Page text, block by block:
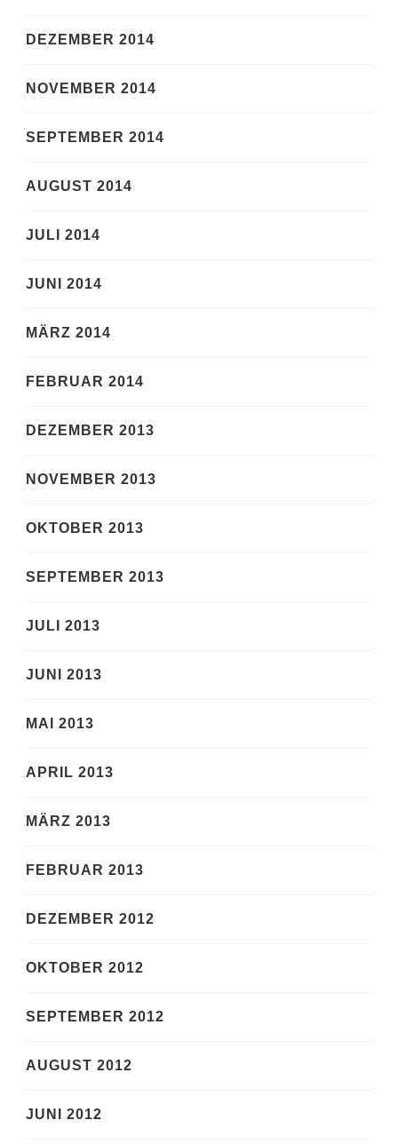
DEZEMBER 2014
NOVEMBER 2014
SEPTEMBER 2014
AUGUST 2014
JULI 2014
JUNI 2014
MÄRZ 2014
FEBRUAR 2014
DEZEMBER 2013
NOVEMBER 2013
OKTOBER 2013
SEPTEMBER 2013
JULI 2013
JUNI 2013
MAI 2013
APRIL 2013
MÄRZ 2013
FEBRUAR 2013
DEZEMBER 2012
OKTOBER 2012
SEPTEMBER 2012
AUGUST 2012
JUNI 2012